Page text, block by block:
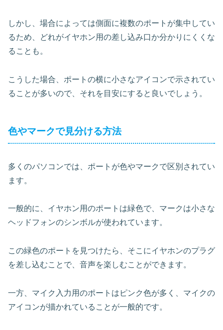
しかし、場合によっては側面に複数のポートが集中してい
るため、どれがイヤホン用の差し込み口か分かりにくくな
ることも。
こうした場合、ポートの横に小さなアイコンで示されてい
ることが多いので、それを目安にすると良いでしょう。
色やマークで見分ける方法
多くのパソコンでは、ポートが色やマークで区別されてい
ます。
一般的に、イヤホン用のポートは緑色で、マークは小さな
ヘッドフォンのシンボルが使われています。
この緑色のポートを見つけたら、そこにイヤホンのプラグ
を差し込むことで、音声を楽しむことができます。
一方、マイク入力用のポートはピンク色が多く、マイクの
アイコンが描かれていることが一般的です。